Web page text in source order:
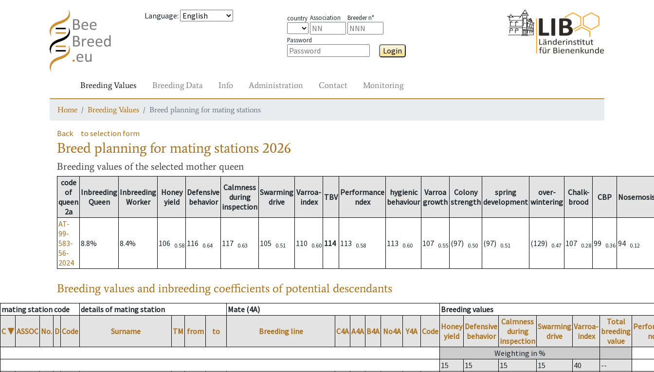
Language: country Association Breeder n°
Password
Login
Breeding Values Breeding Data Info Administration Contact Monitoring
Home Breeding Values Breed planning for mating stations
Back to selection form
Breed planning for mating stations 2026
Breeding values of the selected mother queen
code
of
queen
2a
Inbreeding
Queen
Inbreeding
Worker
Honey
yield
Defensive
behavior
Calmness
during
inspection
Swarming
drive
Varroa-
index
TBV Performance
ndex
hygienic
behaviour
Varroa
growth
Colony
strength
spring
development
over-
wintering
Chalk-
brood
CBP
AT-
99-
583-
56-
2024
8.8% 8.4% 106 0.58 116 0.64 117 0.63 105 0.51 110 0.60 114 113 0.58 113 0.60 107 0.55 (97) 0.50 (97) 0.51 (129) 0.47 107 0.28 99 0.36 94 0.12
Breeding values and inbreeding coefficients of potential descendants
mating station code details of mating station Mate (4A) Breeding values
C ▼ ASSOC No. D Code Surname TM from to Breeding line C4A A4A B4A No4A Y4A Code Honey
yield
Defensive
behavior
Calmness
during
inspection
Swarming
drive
Varroa-
index
Total
breeding
value
Weighting in %
15
15 15 15 40
--